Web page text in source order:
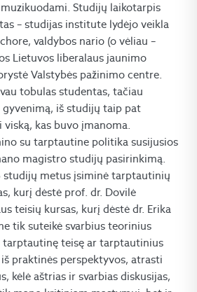
Studijų laikotarpis
– studijas institute lydėjo veikla
valdybos nario (o vėliau –
Lietuvos liberalaus jaunimo
Valstybės pažinimo centre.
tobulas studentas, tačiau
iš studijų taip pat
kas buvo įmanoma.
su tarptautine politika susijusios
magistro studijų pasirinkimą.
studijų metus įsiminė tarptautinių
kurį dėstė prof. dr. Dovilė
teisių kursas, kurį dėstė dr. Erika
tik suteikė svarbius teorinius
tarptautinę teisę ar tarptautinius
praktinės perspektyvos, atrasti
kėlė aštrias ir svarbias diskusijas,